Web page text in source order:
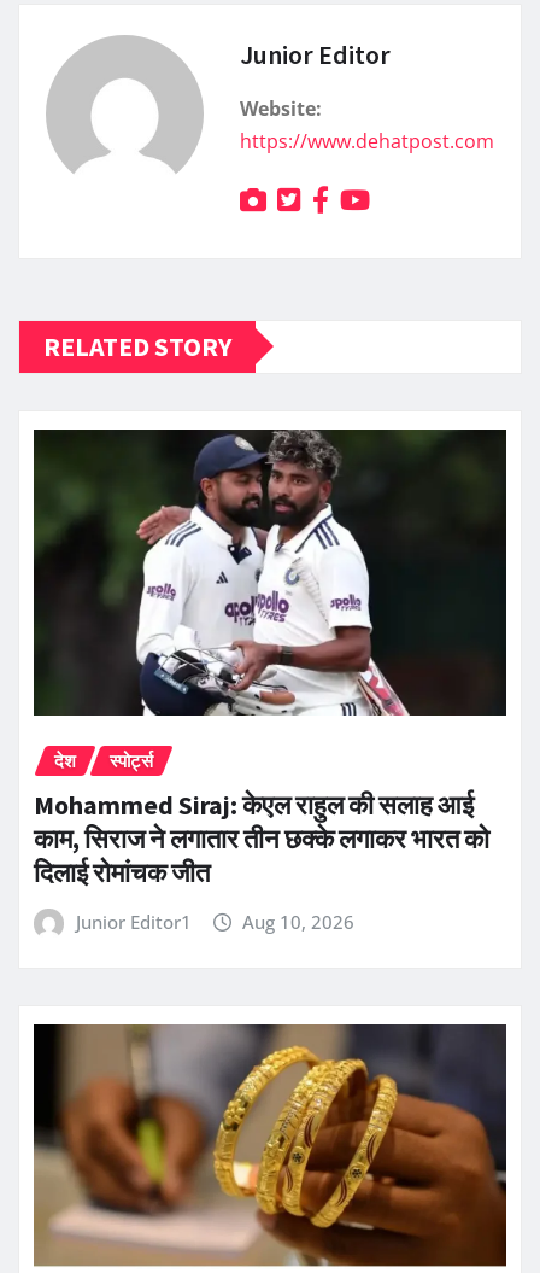
Junior Editor
Website:
https://www.dehatpost.com
RELATED STORY
देश स्पोर्ट्स
Mohammed Siraj: केएल राहुल की सलाह आई
काम, सिराज ने लगातार तीन छक्के लगाकर भारत को
दिलाई रोमांचक जीत
Junior Editor1 Aug 10, 2026